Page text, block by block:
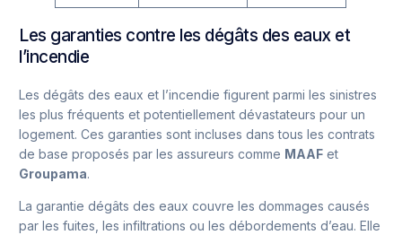
Les garanties contre les dégâts des eaux et
l’incendie
Les dégâts des eaux et l’incendie figurent parmi les sinistres
les plus fréquents et potentiellement dévastateurs pour un
logement. Ces garanties sont incluses dans tous les contrats
de base proposés par les assureurs comme MAAF et
Groupama.
La garantie dégâts des eaux couvre les dommages causés
par les fuites, les infiltrations ou les débordements d’eau. Elle